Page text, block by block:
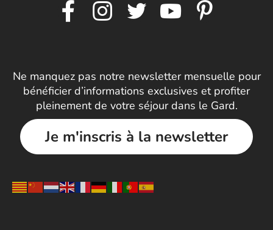
Ne manquez pas notre newsletter mensuelle pour
bénéficier d’informations exclusives et profiter
pleinement de votre séjour dans le Gard.
Je m'inscris à la newsletter